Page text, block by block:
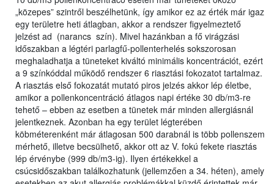
„közepes” szintről beszélhetünk, így amikor ez az érték már igaz
egy területre heti átlagban, akkor a rendszer figyelmeztető
jelzést ad (narancs szín). Mivel hazánkban a fő virágzási
időszakban a légtéri parlagfű-pollenterhelés sokszorosan
meghaladhatja a tüneteket kiváltó minimális koncentrációt, ezért
a 9 színkóddal működő rendszer 6 riasztási fokozatot tartalmaz.
A riasztás első fokozatát mutató piros jelzés akkor lép életbe,
amikor a pollenkoncentráció átlagos napi értéke 30 db/m3-re
tehető – ebben az esetben a tünetek már minden allergiásnál
jelentkeznek. Azonban ha egy terület légterében
köbméterenként már átlagosan 500 darabnál is több pollenszem
mérhető, illetve becsülhető, akkor ott az V. fokú fekete riasztás
lép érvénybe (999 db/m3-ig). Ilyen értékekkel a
csúcsidőszakban találkozhatunk (jellemzően a 34. héten), amely